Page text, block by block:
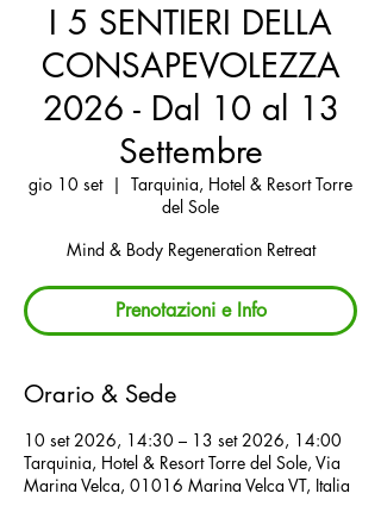
I 5 SENTIERI DELLA
CONSAPEVOLEZZA
2026 - Dal 10 al 13
Settembre
gio 10 set
  |
Tarquinia, Hotel & Resort Torre
del Sole
Mind & Body Regeneration Retreat
Prenotazioni e Info
Orario & Sede
10 set 2026, 14:30 – 13 set 2026, 14:00
Tarquinia, Hotel & Resort Torre del Sole, Via
Marina Velca, 01016 Marina Velca VT, Italia